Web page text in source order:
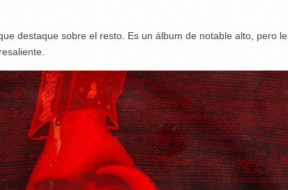
destaque sobre el resto. Es un álbum de notable alto, pero le